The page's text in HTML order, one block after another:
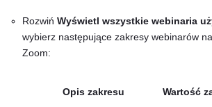
Rozwiń Wyświetl wszystkie webinaria
wybierz następujące zakresy webinarów
Zoom:
Opis zakresu Wartość